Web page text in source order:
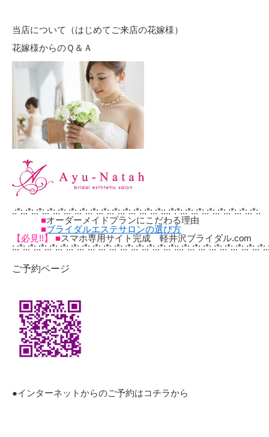
当店について（はじめてご来店の花嫁様）
花嫁様からのＱ＆Ａ
.:*:.:*:.:*:.:*:.:*:.:*:.:*:.:*:.:*:.:*:.:*:.:*:.:*:.:*::.:*:*:.:*:.:*:.:*:.:*:.:*:.:*:.:*:.
■オーダーメイドプランにこだわる理由
■ブライダルエステサロンの選び方
【必見!!】 ■スマホ専用サイト完成 軽井沢ブライダル.com
ご予約ページ
●インターネットからのご予約はコチラから